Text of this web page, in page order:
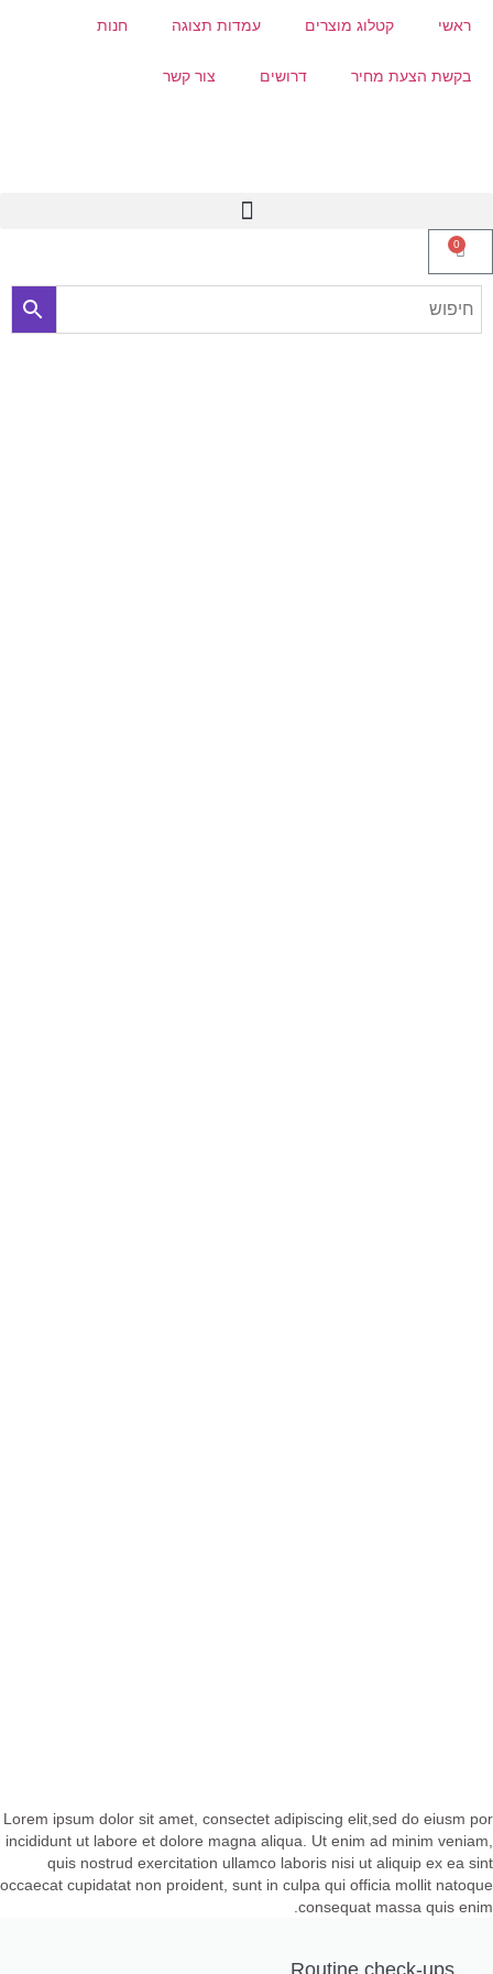
ראשי קטלוג מוצרים עמדות תצוגה חנות
בקשת הצעת מחיר דרושים צור קשר
0
Lorem ipsum dolor sit amet, consectet adipiscing elit,sed do eiusm por
incididunt ut labore et dolore magna aliqua. Ut enim ad minim veniam,
quis nostrud exercitation ullamco laboris nisi ut aliquip ex ea sint
occaecat cupidatat non proident, sunt in culpa qui officia mollit natoque
consequat massa quis enim.
Routine check-ups